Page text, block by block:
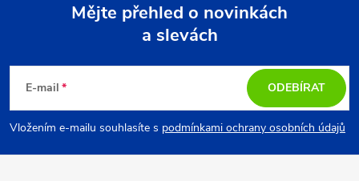
p
Mějte přehled o novinkách
a slevách
E-mail
Vložením e-mailu souhlasíte s podmínkami ochrany osobních údajů
ODEBÍRAT